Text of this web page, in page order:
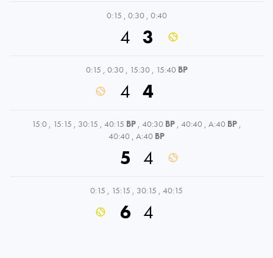
0:15 , 0:30 , 0:40
4 3
0:15 , 0:30 , 15:30 , 15:40 BP
4 4
15:0 , 15:15 , 30:15 , 40:15 BP , 40:30 BP , 40:40 , A:40 BP ,
40:40 , A:40 BP
5 4
0:15 , 15:15 , 30:15 , 40:15
6 4